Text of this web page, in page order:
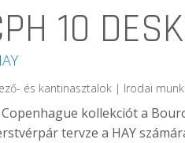
10 DESK
és kantinasztalok | Irodai
Copenhague kollekciót a
tervze a HAY